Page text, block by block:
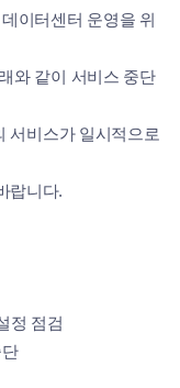
이터센터 운영을 위
와 같이 서비스 중단
서비스가 일시적으로
랍니다.
정 점검